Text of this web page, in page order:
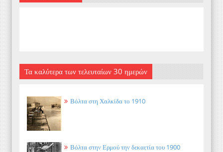
Τα καλύτερα των τελευταίων 30 ημερών
Βόλτα στη Χαλκίδα το 1910
Βόλτα στην Ερμού την δεκαετία του 1900